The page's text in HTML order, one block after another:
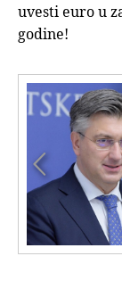
uvesti euro u
godine!
